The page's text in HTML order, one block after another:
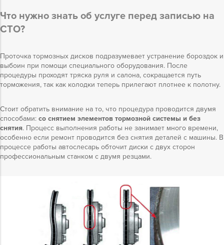
Что нужно знать об услуге перед записью на
СТО?
Проточка тормозных дисков подразумевает устранение бороздок и
выбоин при помощи специального оборудования. После
процедуры проходят тряска руля и салона, сокращается путь
торможения, так как колодки теперь прилегают плотнее к полотну.
Стоит обратить внимание на то, что процедура проводится двумя
способами: со снятием элементов тормозной системы и без
снятия. Процесс выполнения работы не занимает много времени,
особенно если ремонт проводится без снятия деталей с машины. В
процессе работы автослесарь обточит диски с двух сторон
профессиональным станком с двумя резцами.